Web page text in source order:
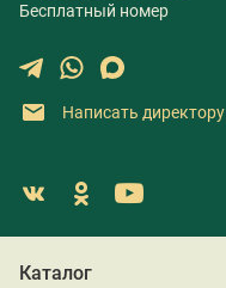
Бесплатный номер
Написать директору
Каталог